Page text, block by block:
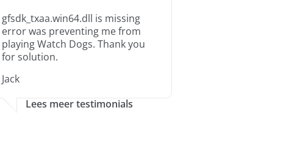
gfsdk_txaa.win64.dll is missing
error was preventing me from
playing Watch Dogs. Thank you
for solution.
Jack
Lees meer testimonials